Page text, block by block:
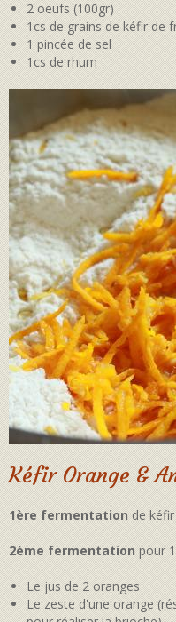
2 oeufs (100gr)
1cs de grains de kéfir de
1 pincée de sel
1cs de rhum
Kéfir Orange &
1ère fermentation de
2ème fermentation pour
Le jus de 2 oranges
Le zeste d'une orange